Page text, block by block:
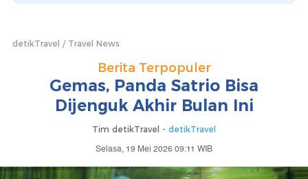
detikTravel Travel News
Berita Terpopuler
Gemas, Panda Satrio Bisa
Dijenguk Akhir Bulan Ini
Tim detikTravel - detikTravel
Selasa, 19 Mei 2026 09:11 WIB